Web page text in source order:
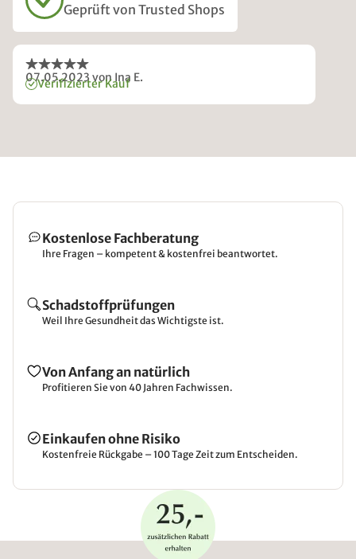
Geprüft von Trusted Shops
07.05.2023von Ina E.
Verifizierter Kauf
Kostenlose Fachberatung
Ihre Fragen – kompetent & kostenfrei beantwortet.
Schadstoffprüfungen
Weil Ihre Gesundheit das Wichtigste ist.
Von Anfang an natürlich
Profitieren Sie von 40 Jahren Fachwissen.
Einkaufen ohne Risiko
Kostenfreie Rückgabe – 100 Tage Zeit zum Entscheiden.